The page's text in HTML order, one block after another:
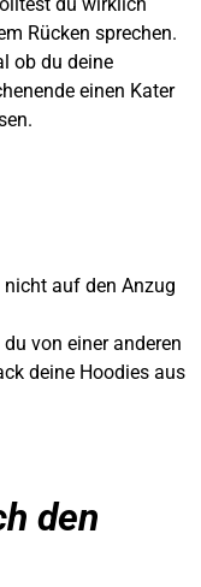
du wirklich
Rücken sprechen.
ob du deine
einen Kater
auf den Anzug
von einer anderen
deine Hoodies aus
den